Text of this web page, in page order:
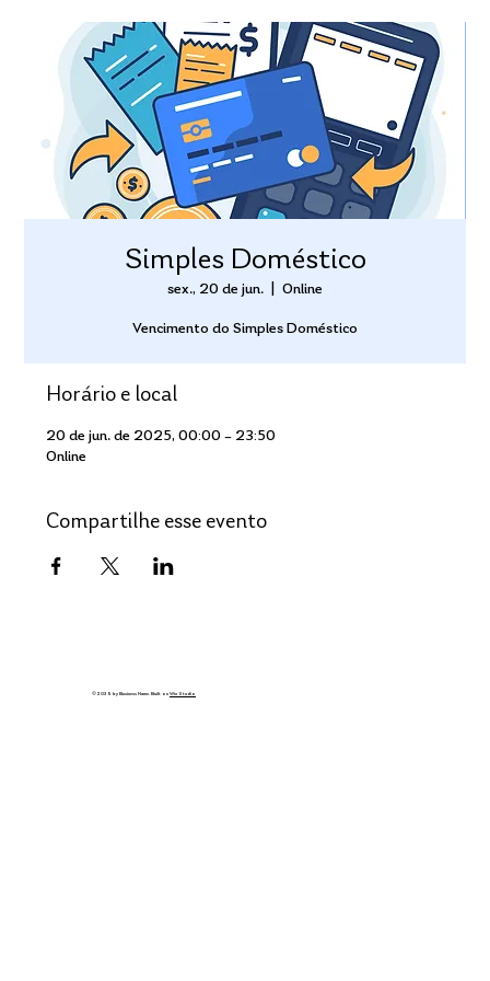
Simples Doméstico
sex., 20 de jun. Online
Vencimento do Simples Doméstico
Horário e local
20 de jun. de 2025, 00:00 – 23:50
Online
Compartilhe esse evento
© 2035 by Business Name. Built on Wix Studio